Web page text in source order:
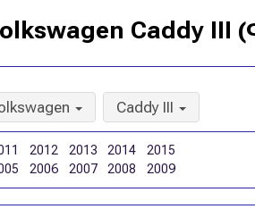
Caddy III
2012 2013 2014
2015
2006 2007 2008 2009
Caddy III